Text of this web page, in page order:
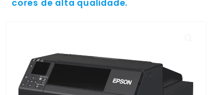
cores de alta qualidade.